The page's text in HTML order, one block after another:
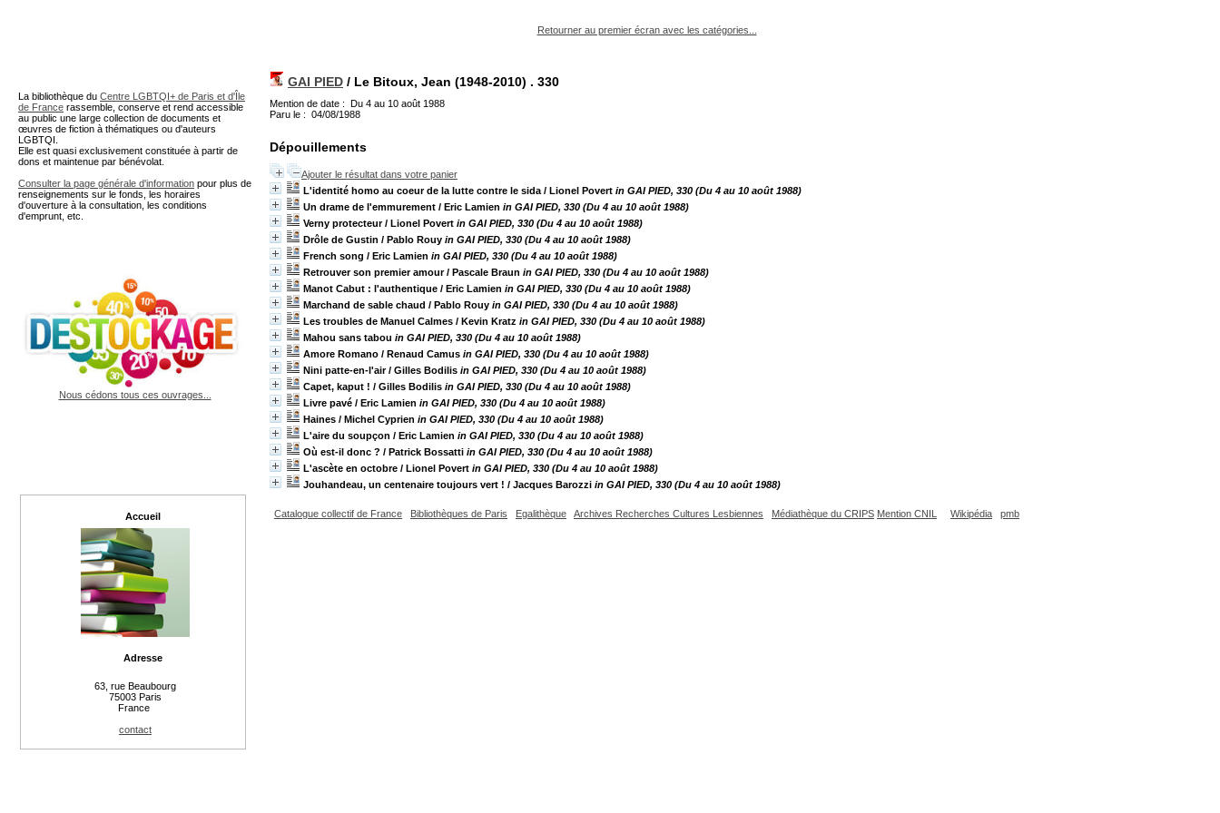
Retourner au premier écran avec les catégories...
GAI PIED / Le Bitoux, Jean (1948-2010) . 330
Mention de date : Du 4 au 10 août 1988
Paru le : 04/08/1988
Dépouillements
Ajouter le résultat dans votre panier
L'identité homo au coeur de la lutte contre le sida / Lionel Povert in GAI PIED, 330 (Du 4 au 10 août 1988)
Un drame de l'emmurement / Eric Lamien in GAI PIED, 330 (Du 4 au 10 août 1988)
Verny protecteur/ Lionel Povert in GAI PIED, 330 (Du 4 au 10 août 1988)
Drôle de Gustin / Pablo Rouy in GAI PIED, 330 (Du 4 au 10 août 1988)
French song / Eric Lamien in GAI PIED, 330 (Du 4 au 10 août 1988)
Retrouver son premier amour/ Pascale Braun in GAI PIED, 330 (Du 4 au 10 août 1988)
Manot Cabut : l'authentique / Eric Lamien in GAI PIED, 330 (Du 4 au 10 août 1988)
Marchand de sable chaud / Pablo Rouy in GAI PIED, 330 (Du 4 au 10 août 1988)
Les troubles de Manuel Calmes / Kevin Kratz in GAI PIED, 330 (Du 4 au 10 août 1988)
Mahou sans tabou in GAI PIED, 330 (Du 4 au 10 août 1988)
Amore Romano / Renaud Camus in GAI PIED, 330 (Du 4 au 10 août 1988)
Nini patte-en-l'air/ Gilles Bodilis in GAI PIED, 330 (Du 4 au 10 août 1988)
Capet, kaput ! / Gilles Bodilis in GAI PIED, 330 (Du 4 au 10 août 1988)
Livre pavé / Eric Lamien in GAI PIED, 330 (Du 4 au 10 août 1988)
Haines / Michel Cyprien in GAI PIED, 330 (Du 4 au 10 août 1988)
L'aire du soupçon / Eric Lamien in GAI PIED, 330 (Du 4 au 10 août 1988)
Où est-il donc ? / Patrick Bossatti in GAI PIED, 330 (Du 4 au 10 août 1988)
L'ascète en octobre / Lionel Povert in GAI PIED, 330 (Du 4 au 10 août 1988)
Jouhandeau, un centenaire toujours vert ! / Jacques Barozzi in GAI PIED, 330 (Du 4 au 10 août 1988)
Catalogue collectif de France Bibliothèques de Paris Egalithèque Archives Recherches Cultures Lesbiennes Médiathèque du CRIPS Mention CNIL Wikipédia pmb
La bibliothèque du Centre LGBTQI+ de Paris et d'Île
de France rassemble, conserve et rend accessible
au public une large collection de documents et
œuvres de fiction à thématiques ou d'auteurs
LGBTQI.
Elle est quasi exclusivement constituée à partir de
dons et maintenue par bénévolat.
Consulter la page générale d'information pour plus de
renseignements sur le fonds, les horaires
d'ouverture à la consultation, les conditions
d'emprunt, etc.
Nous cédons tous ces ouvrages...
Accueil
Adresse
63, rue Beaubourg
75003 Paris
France
contact